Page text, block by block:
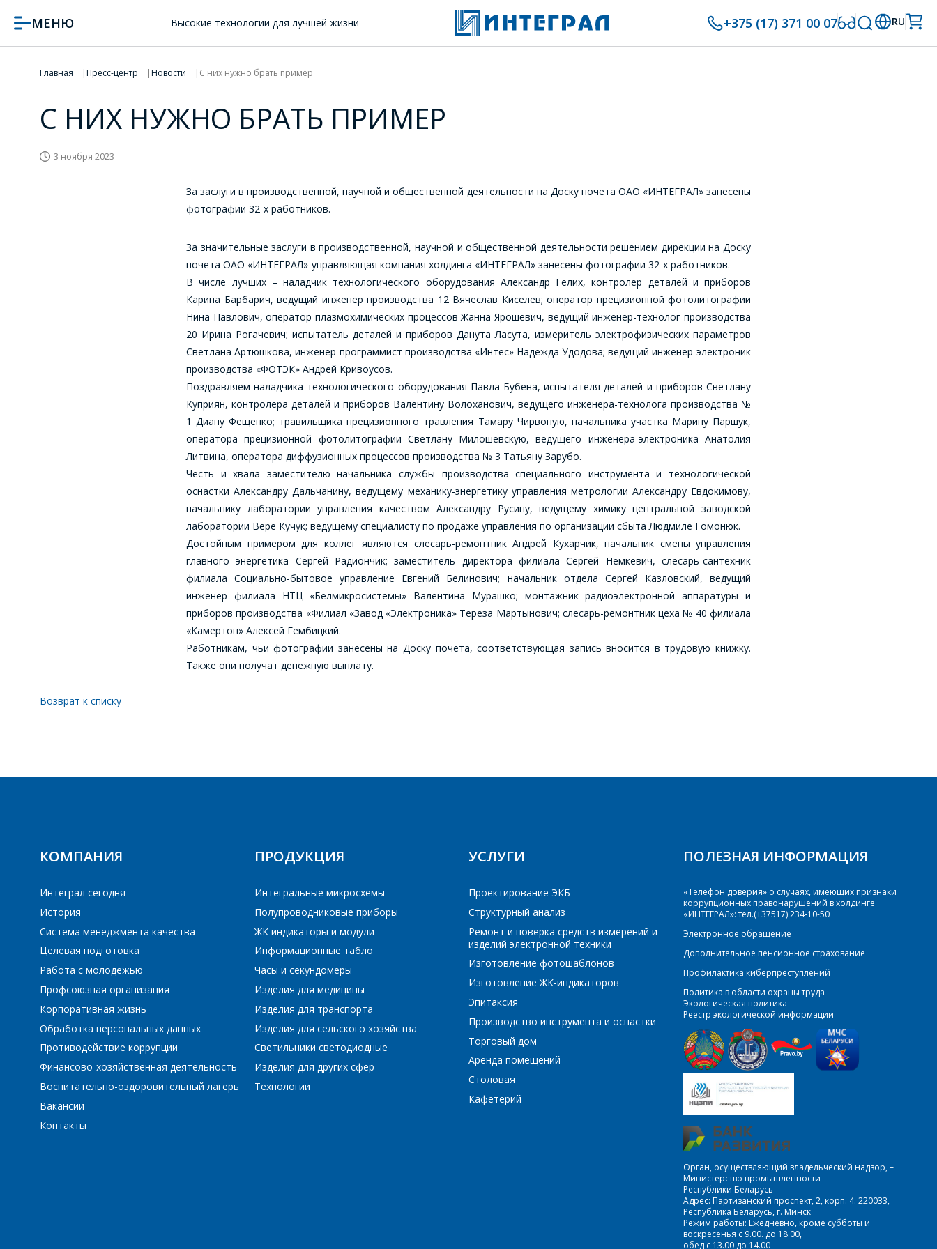
МЕНЮ Высокие технологии для лучшей жизни +375 (17) 371 00 07 RU
Главная Пресс-центр Новости С них нужно брать пример
С НИХ НУЖНО БРАТЬ ПРИМЕР
3 ноября 2023
За заслуги в производственной, научной и общественной деятельности на Доску почета ОАО «ИНТЕГРАЛ» занесены
фотографии 32-х работников.
За значительные заслуги в производственной, научной и общественной деятельности решением дирекции на Доску
почета ОАО «ИНТЕГРАЛ»-управляющая компания холдинга «ИНТЕГРАЛ» занесены фотографии 32-х работников.
В числе лучших – наладчик технологического оборудования Александр Гелих, контролер деталей и приборов
Карина Барбарич, ведущий инженер производства 12 Вячеслав Киселев; оператор прецизионной фотолитографии
Нина Павлович, оператор плазмохимических процессов Жанна Ярошевич, ведущий инженер-технолог производства
20 Ирина Рогачевич; испытатель деталей и приборов Данута Ласута, измеритель электрофизических параметров
Светлана Артюшкова, инженер-программист производства «Интес» Надежда Удодова; ведущий инженер-электроник
производства «ФОТЭК» Андрей Кривоусов.
Поздравляем наладчика технологического оборудования Павла Бубена, испытателя деталей и приборов Светлану
Куприян, контролера деталей и приборов Валентину Волоханович, ведущего инженера-технолога производства №
1 Диану Фещенко; травильщика прецизионного травления Тамару Чирвоную, начальника участка Марину Паршук,
оператора прецизионной фотолитографии Светлану Милошевскую, ведущего инженера-электроника Анатолия
Литвина, оператора диффузионных процессов производства № 3 Татьяну Зарубо.
Честь и хвала заместителю начальника службы производства специального инструмента и технологической
оснастки Александру Дальчанину, ведущему механику-энергетику управления метрологии Александру Евдокимову,
начальнику лаборатории управления качеством Александру Русину, ведущему химику центральной заводской
лаборатории Вере Кучук; ведущему специалисту по продаже управления по организации сбыта Людмиле Гомонюк.
Достойным примером для коллег являются слесарь-ремонтник Андрей Кухарчик, начальник смены управления
главного энергетика Сергей Радиончик; заместитель директора филиала Сергей Немкевич, слесарь-сантехник
филиала Социально-бытовое управление Евгений Белинович; начальник отдела Сергей Казловский, ведущий
инженер филиала НТЦ «Белмикросистемы» Валентина Мурашко; монтажник радиоэлектронной аппаратуры и
приборов производства «Филиал «Завод «Электроника» Тереза Мартынович; слесарь-ремонтник цеха № 40 филиала
«Камертон» Алексей Гембицкий.
Работникам, чьи фотографии занесены на Доску почета, соответствующая запись вносится в трудовую книжку.
Также они получат денежную выплату.
Возврат к списку
КОМПАНИЯ
Интеграл сегодня
История
Система менеджмента качества
Целевая подготовка
Работа с молодёжью
Профсоюзная организация
Корпоративная жизнь
Обработка персональных данных
Противодействие коррупции
Финансово-хозяйственная деятельность
Воспитательно-оздоровительный лагерь
Вакансии
Контакты
ПРОДУКЦИЯ
Интегральные микросхемы
Полупроводниковые приборы
ЖК индикаторы и модули
Информационные табло
Часы и секундомеры
Изделия для медицины
Изделия для транспорта
Изделия для сельского хозяйства
Светильники светодиодные
Изделия для других сфер
Технологии
УСЛУГИ
Проектирование ЭКБ
Структурный анализ
Ремонт и поверка средств измерений и
изделий электронной техники
Изготовление фотошаблонов
Изготовление ЖК-индикаторов
Эпитаксия
Производство инструмента и оснастки
Торговый дом
Аренда помещений
Столовая
Кафетерий
ПОЛЕЗНАЯ ИНФОРМАЦИЯ
«Телефон доверия» о случаях, имеющих признаки
коррупционных правонарушений в холдинге
«ИНТЕГРАЛ»: тел.(+37517) 234-10-50
Электронное обращение
Дополнительное пенсионное страхование
Профилактика киберпреступлений
Политика в области охраны труда
Экологическая политика
Реестр экологической информации
Орган, осуществляющий владельческий надзор, –
Министерство промышленности
Республики Беларусь
Адрес: Партизанский проспект, 2, корп. 4. 220033,
Республика Беларусь, г. Минск
Режим работы: Ежедневно, кроме субботы и
воскресенья с 9.00. до 18.00,
обед с 13.00 до 14.00
ОФОРМИТЬ ЗАКАЗ
Форма предназначена для юридических лиц и ИП.
Продажи физическим лицам осуществляются в ТД
"ИНТЕГРАЛ", тел.+375 (17) 350-94-32
Укажите интересующее Вас изделие, и сотрудники
компании свяжутся с Вами по вопросам стоимости и
сроков поставки.
Фамилия Имя*
Организация
Телефон *
Комментарий
*- обязательные поля
ОТПРАВИТЬ
ЗАДАТЬ ВОПРОС
СОТРУДНИКИ КОМПАНИИ С РАДОСТЬЮ
ОТВЕТЯТ НА ВАШИ ВОПРОСЫ
Ваше имя
Телефон*
E-mail
Я согласен на обработку персональных данных*
*- обязательные поля
ОТПРАВИТЬ